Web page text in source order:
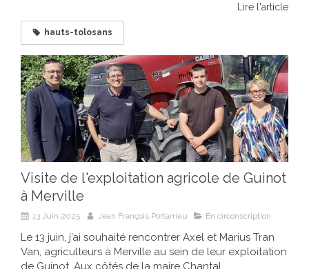
Lire l'article
hauts-tolosans
Visite de l'exploitation agricole de Guinot
à Merville
13 Juin 2025 Jean François Portarrieu En circonscription
Le 13 juin, j’ai souhaité rencontrer Axel et Marius Tran
Van, agriculteurs à Merville au sein de leur exploitation
de Guinot. Aux côtés de la maire Chantal...